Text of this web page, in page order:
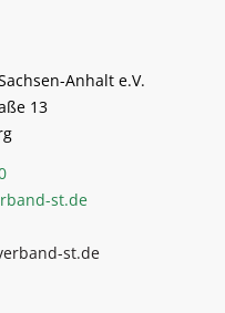
Anhalt e.V.
13
st.de
st.de